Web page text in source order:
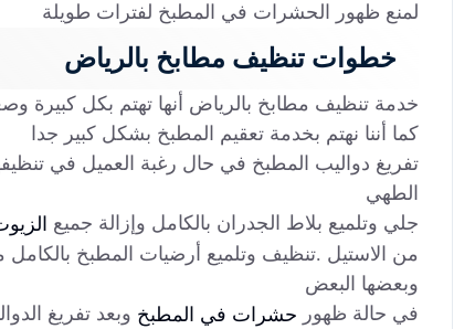
لمنع ظهور الحشرات في المطبخ لفترات طويلة
خطوات تنظيف مطابخ بالرياض
خدمة تنظيف مطابخ بالرياض أنها تهتم بكل كبيرة
كما أننا نهتم بخدمة تعقيم المطبخ بشكل كبير جدا
تفريغ دواليب المطبخ في حال رغبة العميل في
الطهي
جلي وتلميع بلاط الجدران بالكامل وإزالة جميع
من الاستيل .تنظيف وتلميع أرضيات المطبخ بالكامل
وبعضها البعض
في حالة ظهور حشرات في المطبخ وبعد تفريغ